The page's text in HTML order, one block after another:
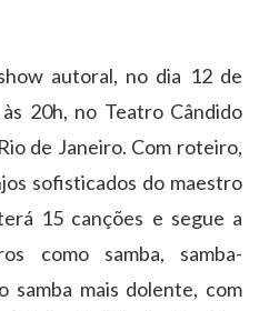
autoral, no dia 12 de
20h, no Teatro Cândido
de Janeiro. Com roteiro,
sofisticados do maestro
15 canções e segue a
como samba, samba-
samba mais dolente, com